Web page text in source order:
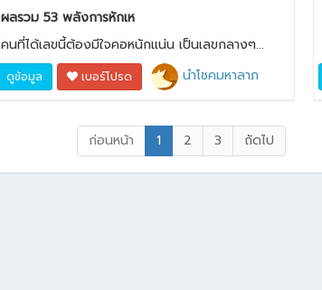
ผลรวม 53 พลังการหักเห
คนที่ได้เลขนี้ต้องมีใจคอหนักแน่น เป็นเลขกลางๆ...
ดูข้อมูล เบอร์โปรด นำโชคมหาลาภ
ก่อนหน้า 1 2 3 ถัดไป